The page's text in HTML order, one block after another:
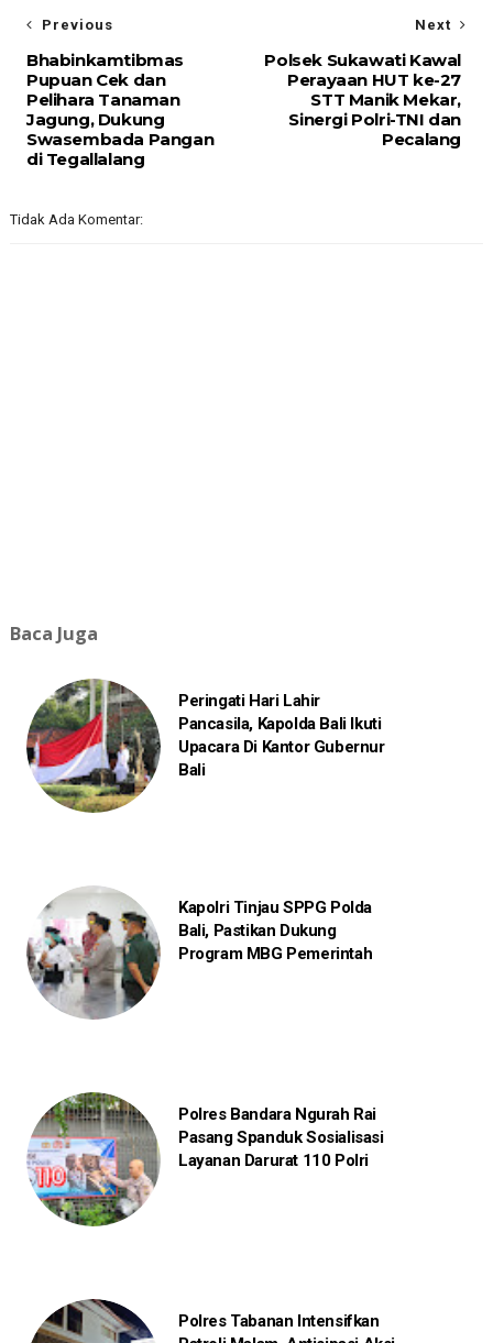
Next
Polsek Sukawati Kawal
Perayaan HUT ke-27
STT Manik Mekar,
Sinergi Polri-TNI dan
Pecalang
Previous
Bhabinkamtibmas
Pupuan Cek dan
Pelihara Tanaman
Jagung, Dukung
Swasembada Pangan
di Tegallalang
Tidak Ada Komentar:
Baca Juga
Peringati Hari Lahir
Pancasila, Kapolda Bali Ikuti
Upacara Di Kantor Gubernur
Bali
Kapolri Tinjau SPPG Polda
Bali, Pastikan Dukung
Program MBG Pemerintah
Polres Bandara Ngurah Rai
Pasang Spanduk Sosialisasi
Layanan Darurat 110 Polri
Polres Tabanan Intensifkan